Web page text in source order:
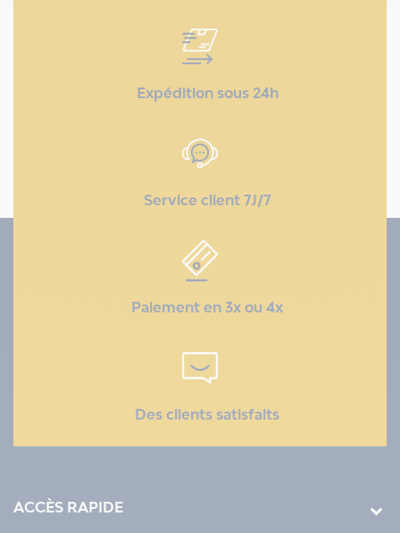
Expédition sous 24h
Service client 7J/7
Paiement en 3x ou 4x
Des clients satisfaits
ACCÈS RAPIDE